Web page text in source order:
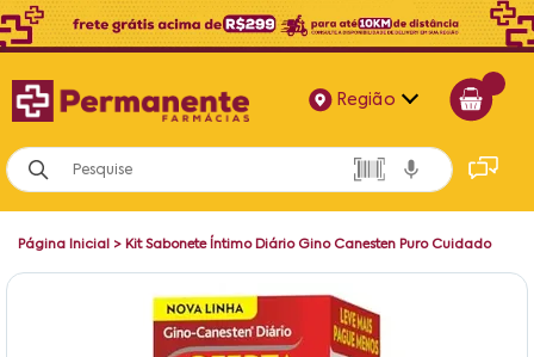
Região
Alagoas
Bahia
Pernambuco
Página Inicial > Kit Sabonete Íntimo Diário Gino Canesten Puro Cuidado